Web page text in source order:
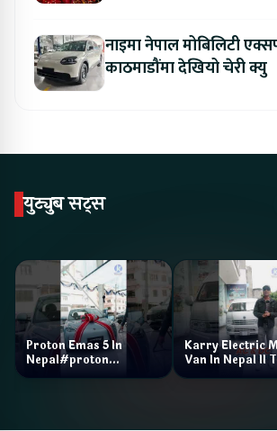
नाइमा नेपाल मोबिलिटी
काठमाडौंमा देखियो चेरी क्यु
युट्युब सट्स
Proton Emas 5 In
Nepal#proton
#protonemas5#protonnepal#evcarnepal
Karry Electric
Van In Nepal II
Bazar II Jankari